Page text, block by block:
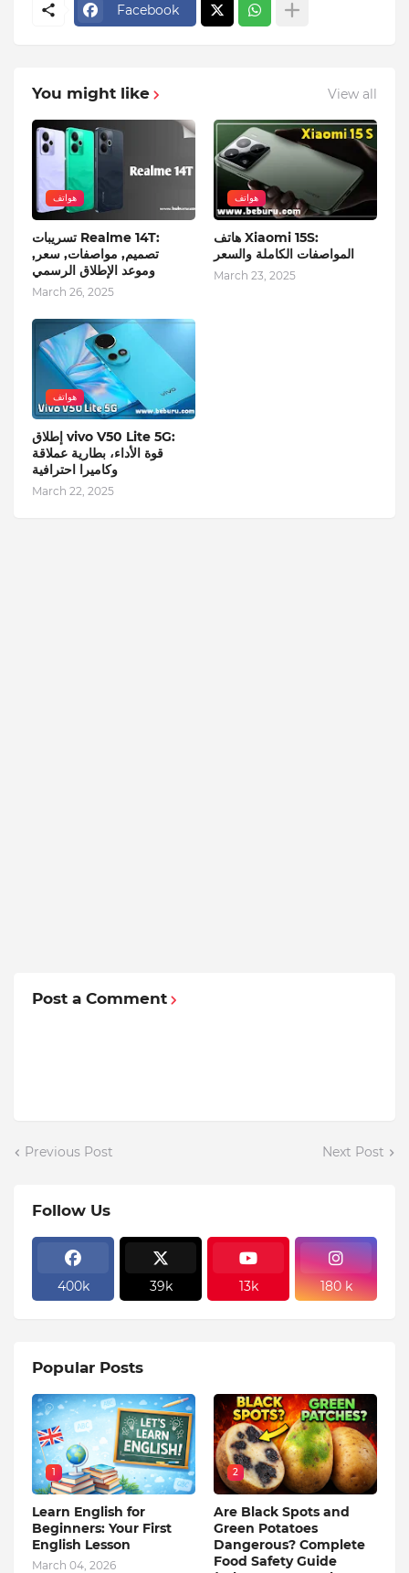
Facebook
You might like View all
هواتف
تسريبات Realme 14T:
تصميم, مواصفات, سعر,
وموعد الإطلاق الرسمي
March 26, 2025
هواتف
هاتف Xiaomi 15S:
المواصفات الكاملة والسعر
March 23, 2025
هواتف
إطلاق vivo V50 Lite 5G:
قوة الأداء، بطارية عملاقة
وكاميرا احترافية
March 22, 2025
Post a Comment
Previous Post Next Post
Follow Us
400k 39k 13k 180 k
Popular Posts
1
Learn English for
Beginners: Your First
English Lesson
March 04, 2026
2
Are Black Spots and
Green Potatoes
Dangerous? Complete
Food Safety Guide